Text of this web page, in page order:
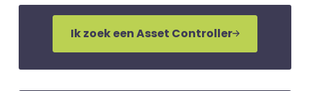
Ik zoek een Asset Controller